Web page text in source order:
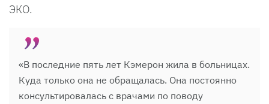
ЭКО.
«В последние пять лет Кэмерон жила в больницах.
Куда только она не обращалась. Она постоянно
консультировалась с врачами по поводу